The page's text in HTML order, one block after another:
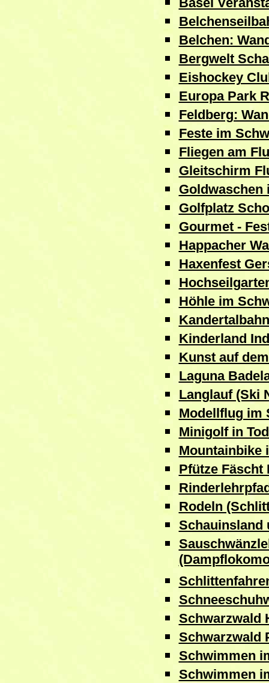
Basel
Belchen:
Bergwelt
Eishockey
Europa Park
Feldberg:
Feste im
Fliegen am
Gleitschirm
Goldwaschen
Golfplatz
Gourmet -
Happacher
Haxenfest
Höhle im
Kandertalbahn
Kinderland
Kunst auf
Laguna
Langlauf (Ski
Modellflug im
Minigolf in
Mountainbike
Pfütze
Rodeln
Schauinsland
Schwarzwald
Schwarzwald
Schwimmen
Schwimmen